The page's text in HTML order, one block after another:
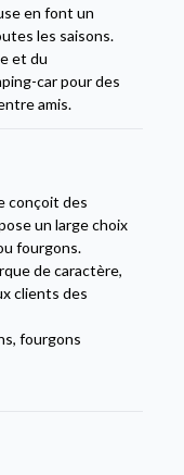
en font un
les saisons.
et du
car pour des
amis.
conçoit des
un large choix
fourgons.
de caractère,
clients des
fourgons